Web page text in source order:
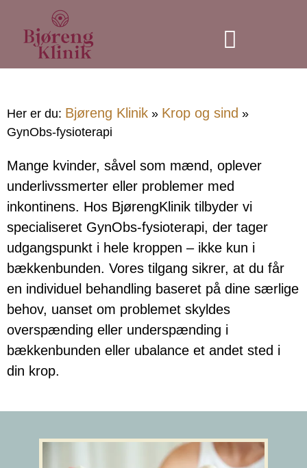
Her er du: Bjøreng Klinik » Krop og sind »
GynObs-fysioterapi
Mange kvinder, såvel som mænd, oplever
underlivssmerter eller problemer med
inkontinens. Hos BjørengKlinik tilbyder vi
specialiseret GynObs-fysioterapi, der tager
udgangspunkt i hele kroppen – ikke kun i
bækkenbunden. Vores tilgang sikrer, at du får
en individuel behandling baseret på dine særlige
behov, uanset om problemet skyldes
overspænding eller underspænding i
bækkenbunden eller ubalance et andet sted i
din krop.